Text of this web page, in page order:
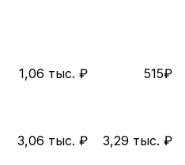
1,06 тыс. ₽ 515₽
3,06 тыс. ₽ 3,29 тыс. ₽